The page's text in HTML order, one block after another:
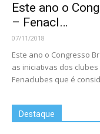
Este ano o
– Fenacl…
07/11/2018
Este ano o Congresso
as iniciativas dos
Fenaclubes que é
Destaque